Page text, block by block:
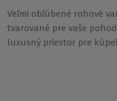
Veľmi obľúbené rohové
tvarované pre vaše
luxusný priestor pre